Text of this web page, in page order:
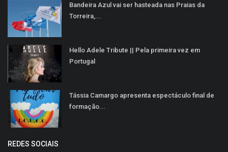
Bandeira Azul vai ser hasteada nas Praias da
Torreira,...
Hello Adele Tribute || Pela primeira vez em
Portugal
Tássia Camargo apresenta espectáculo final de
formação...
REDES SOCIAIS